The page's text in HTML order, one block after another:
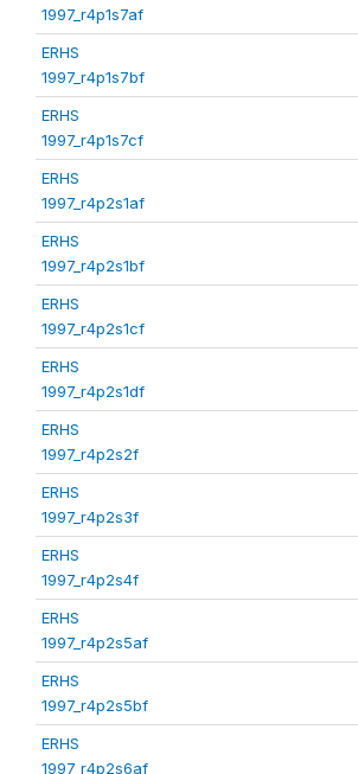
1997_r4p1s7af
ERHS
1997_r4p1s7bf
ERHS
1997_r4p1s7cf
ERHS
1997_r4p2s1af
ERHS
1997_r4p2s1bf
ERHS
1997_r4p2s1cf
ERHS
1997_r4p2s1df
ERHS
1997_r4p2s2f
ERHS
1997_r4p2s3f
ERHS
1997_r4p2s4f
ERHS
1997_r4p2s5af
ERHS
1997_r4p2s5bf
ERHS
1997_r4p2s6af